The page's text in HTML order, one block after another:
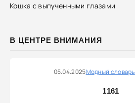
Кошка с выпученными глазами
В ЦЕНТРЕ ВНИМАНИЯ
05.04.2025Модный словарь
1161